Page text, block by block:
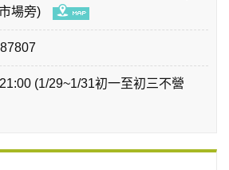
場旁)
(1/29~1/31初一至初三不營